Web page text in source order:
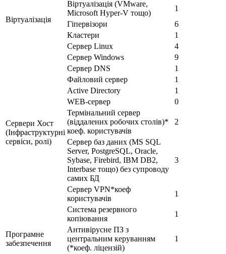
Віртуалізація
Віртуалізація (VMware,
Microsoft Hyper-V тощо)
1
Гіпервізори
6
Кластери
1
Сервери Хост
(Інфраструктурні
сервіси, ролі)
Сервер Linux
4
Сервер Windows
9
Сервер DNS
1
Файловий сервер
1
Active Directory
1
WEB-сервер
0
Термінальний сервер
(віддалених робочих столів)*
коеф. користувачів
2
Сервер баз даних (MS SQL
Server, PostgreSQL, Oracle,
Sybase, Firebird, IBM DB2,
Interbase тощо) без супроводу
самих БД
3
Сервер VPN*коеф
користувачів
1
Система резервного
копіювання
1
Програмне
забезпечення
Антивірусне ПЗ з
центральним керуванням
(*коеф. ліцензій)
1